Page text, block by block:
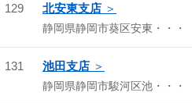
129 北安東支店
静岡県静岡市葵区安東・・・
131 池田支店
静岡県静岡市駿河区池・・・